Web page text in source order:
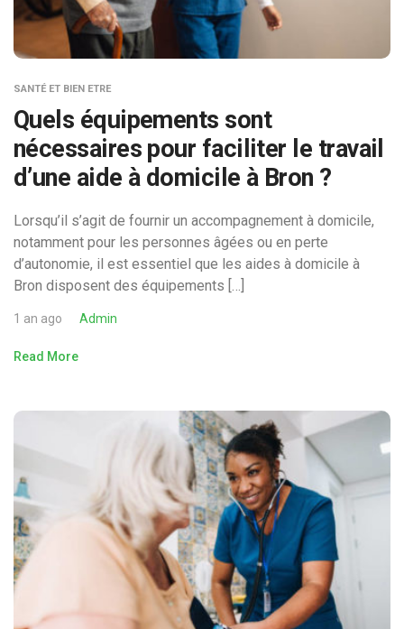
SANTÉ ET BIEN ETRE
Quels équipements sont
nécessaires pour faciliter le travail
d’une aide à domicile à Bron ?
Lorsqu’il s’agit de fournir un accompagnement à domicile,
notamment pour les personnes âgées ou en perte
d’autonomie, il est essentiel que les aides à domicile à
Bron disposent des équipements […]
1 an ago Admin
Read More